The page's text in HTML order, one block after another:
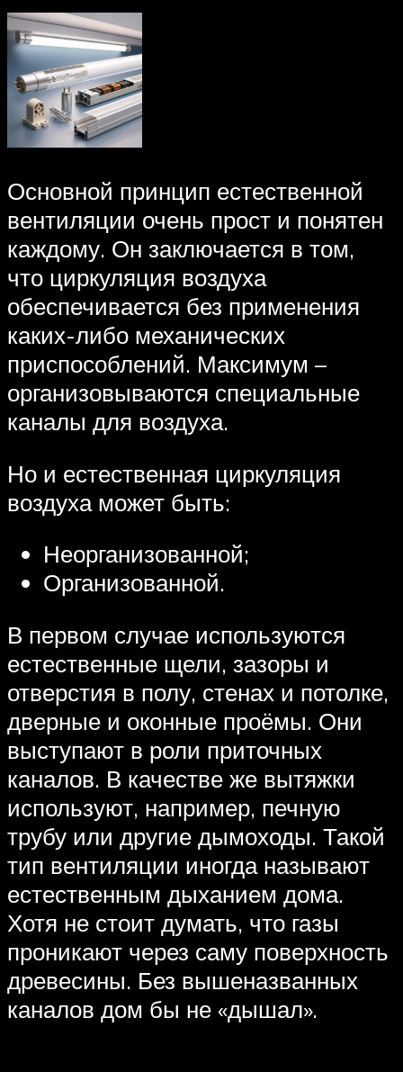
Основной принцип естественной
вентиляции очень прост и понятен
каждому. Он заключается в том,
что циркуляция воздуха
обеспечивается без применения
каких-либо механических
приспособлений. Максимум –
организовываются специальные
каналы для воздуха.
Но и естественная циркуляция
воздуха может быть:
Неорганизованной;
Организованной.
В первом случае используются
естественные щели, зазоры и
отверстия в полу, стенах и потолке,
дверные и оконные проёмы. Они
выступают в роли приточных
каналов. В качестве же вытяжки
используют, например, печную
трубу или другие дымоходы. Такой
тип вентиляции иногда называют
естественным дыханием дома.
Хотя не стоит думать, что газы
проникают через саму поверхность
древесины. Без вышеназванных
каналов дом бы не «дышал».